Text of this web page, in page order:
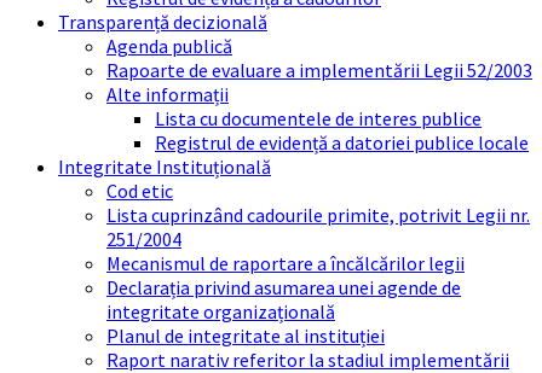
Transparență decizională
Agenda publică
Rapoarte de evaluare a implementării Legii 52/2003
Alte informații
Lista cu documentele de interes publice
Registrul de evidență a datoriei publice locale
Integritate Instituțională
Cod etic
Lista cuprinzând cadourile primite, potrivit Legii nr.
251/2004
Mecanismul de raportare a încălcărilor legii
Declarația privind asumarea unei agende de
integritate organizațională
Planul de integritate al instituției
Raport narativ referitor la stadiul implementării